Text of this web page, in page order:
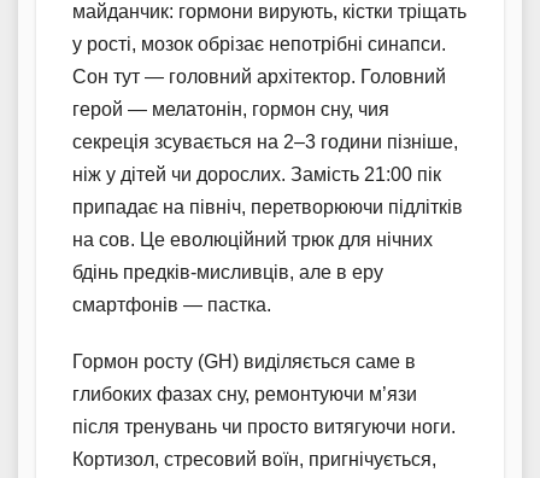
майданчик: гормони вирують, кістки тріщать
у рості, мозок обрізає непотрібні синапси.
Сон тут — головний архітектор. Головний
герой — мелатонін, гормон сну, чия
секреція зсувається на 2–3 години пізніше,
ніж у дітей чи дорослих. Замість 21:00 пік
припадає на північ, перетворюючи підлітків
на сов. Це еволюційний трюк для нічних
бдінь предків-мисливців, але в еру
смартфонів — пастка.
Гормон росту (GH) виділяється саме в
глибоких фазах сну, ремонтуючи м’язи
після тренувань чи просто витягуючи ноги.
Кортизол, стресовий воїн, пригнічується,